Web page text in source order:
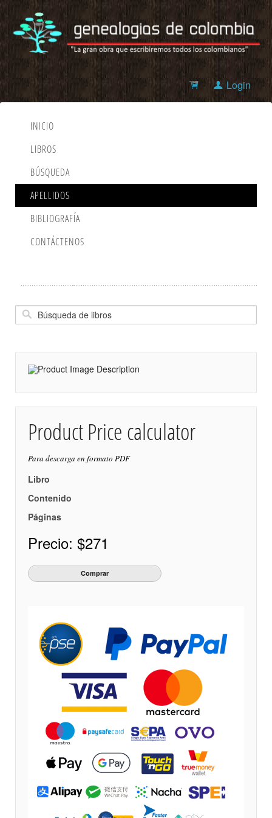
Login
INICIO
LIBROS
BÚSQUEDA
APELLIDOS
BIBLIOGRAFÍA
CONTÁCTENOS
Product Price calculator
Para descarga en formato PDF
Libro
Contenido
Páginas
Precio: $271